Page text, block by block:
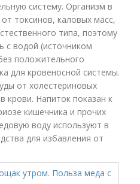
систему. Организм в
токсинов, каловых масс,
типа, поэтому
с водой (источником
положительного
для кровеносной системы.
от холестериновых
крови. Напиток показан к
кишечника и прочих
воду используют в
для избавления от